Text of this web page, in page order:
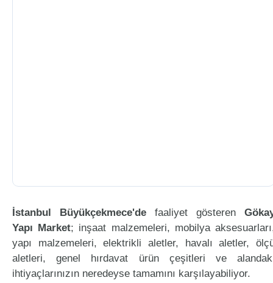
İstanbul Büyükçekmece'de faaliyet gösteren
Yapı Market; inşaat malzemeleri, mobilya
yapı malzemeleri, elektrikli aletler, havalı aletler,
aletleri, genel hırdavat ürün çeşitleri ve
ihtiyaçlarınızın neredeyse tamamını karşılayabiliyor.